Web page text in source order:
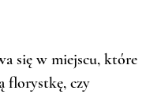
się w miejscu, które
florystkę, czy